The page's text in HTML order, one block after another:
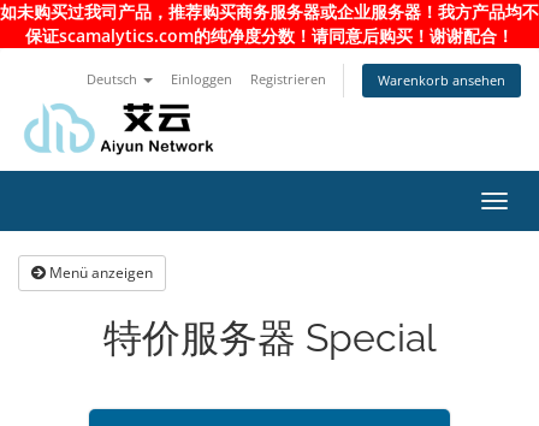
如未购买过我司产品，推荐购买商务服务器或企业服务器！我方产品均不
保证scamalytics.com的纯净度分数！请同意后购买！谢谢配合！
Deutsch Einloggen Registrieren Warenkorb ansehen
ein-/
Menü anzeigen
特价服务器 Special